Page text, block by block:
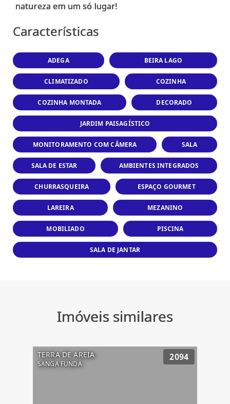
Características
ADEGA BEIRA LAGO
CLIMATIZADO COZINHA
COZINHA MONTADA DECORADO
JARDIM PAISAGÍSTICO
MONITORAMENTO COM CÂMERA SALA
SALA DE ESTAR AMBIENTES INTEGRADOS
CHURRASQUEIRA ESPAÇO GOURMET
LAREIRA MEZANINO
MOBILIADO PISCINA
SALA DE JANTAR
Imóveis similares
TERRA DE AREIA
SANGA FUNDA
2094